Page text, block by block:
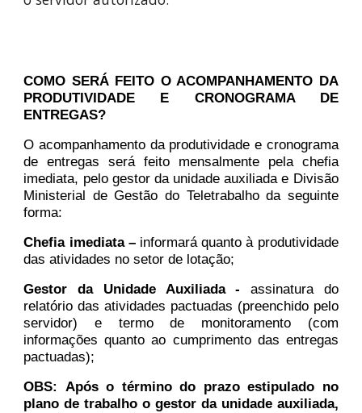
COMO SERÁ FEITO O ACOMPANHAMENTO DA
PRODUTIVIDADE E CRONOGRAMA DE
ENTREGAS?
O acompanhamento da produtividade e cronograma
de entregas será feito mensalmente pela chefia
imediata, pelo gestor da unidade auxiliada e Divisão
Ministerial de Gestão do Teletrabalho da seguinte
forma:
Chefia imediata – informará quanto à produtividade
das atividades no setor de lotação;
Gestor da Unidade Auxiliada - assinatura do
relatório das atividades pactuadas (preenchido pelo
servidor) e termo de monitoramento (com
informações quanto ao cumprimento das entregas
pactuadas);
OBS: Após o término do prazo estipulado no
plano de trabalho o gestor da unidade auxiliada,